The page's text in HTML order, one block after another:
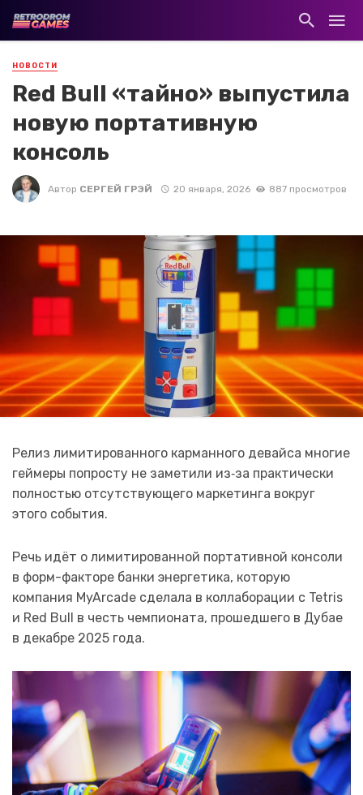
НОВОСТИ
Red Bull «тайно» выпустила
новую портативную
консоль
Автор СЕРГЕЙ ГРЭЙ 20 января, 2026 887 просмотров
Релиз лимитированного карманного девайса многие
геймеры попросту не заметили из‑за практически
полностью отсутствующего маркетинга вокруг
этого события.
Речь идёт о лимитированной портативной консоли
в форм-факторе банки энергетика, которую
компания MyArcade сделала в коллаборации с Tetris
и Red Bull в честь чемпионата, прошедшего в Дубае
в декабре 2025 года.